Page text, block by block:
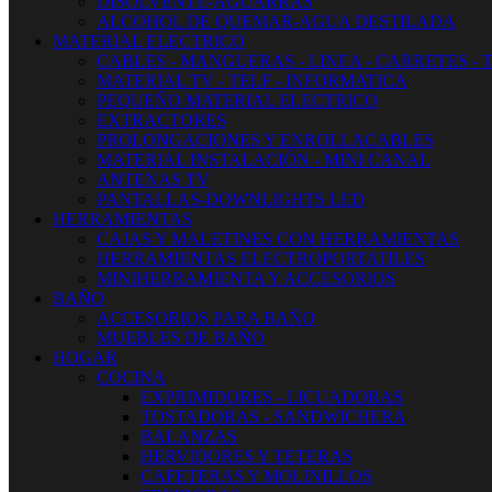
ALCOHOL DE QUEMAR-AGUA DESTILADA
MATERIAL ELECTRICO
CABLES - MANGUERAS - LINEA - CARRETES -
MATERIAL TV - TELF - INFORMATICA
PEQUEÑO MATERIAL ELECTRICO
EXTRACTORES
PROLONGACIONES Y ENROLLACABLES
MATERIAL INSTALACIÓN - MINI CANAL
ANTENAS TV
PANTALLAS-DOWNLIGHTS LED
HERRAMIENTAS
CAJAS Y MALETINES CON HERRAMIENTAS
HERRAMIENTAS ELECTROPORTATILES
MINIHERRAMIENTA Y ACCESORIOS
BAÑO
ACCESORIOS PARA BAÑO
MUEBLES DE BAÑO
HOGAR
COCINA
EXPRIMIDORES - LICUADORAS
TOSTADORAS - SANDWICHERA
BALANZAS
HERVIDORES Y TETERAS
CAFETERAS Y MOLINILLOS